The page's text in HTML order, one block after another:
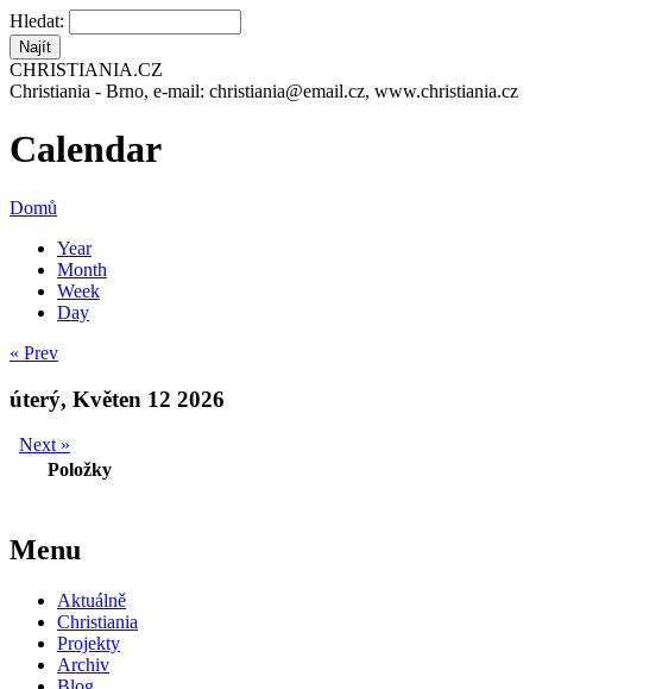
Hledat:
CHRISTIANIA.CZ
Christiania - Brno, e-mail: christiania@email.cz, www.christiania.cz
Calendar
Domů
Year
Month
Week
Day
« Prev
úterý, Květen 12 2026
Next »
Položky
Menu
Aktuálně
Christiania
Projekty
Archiv